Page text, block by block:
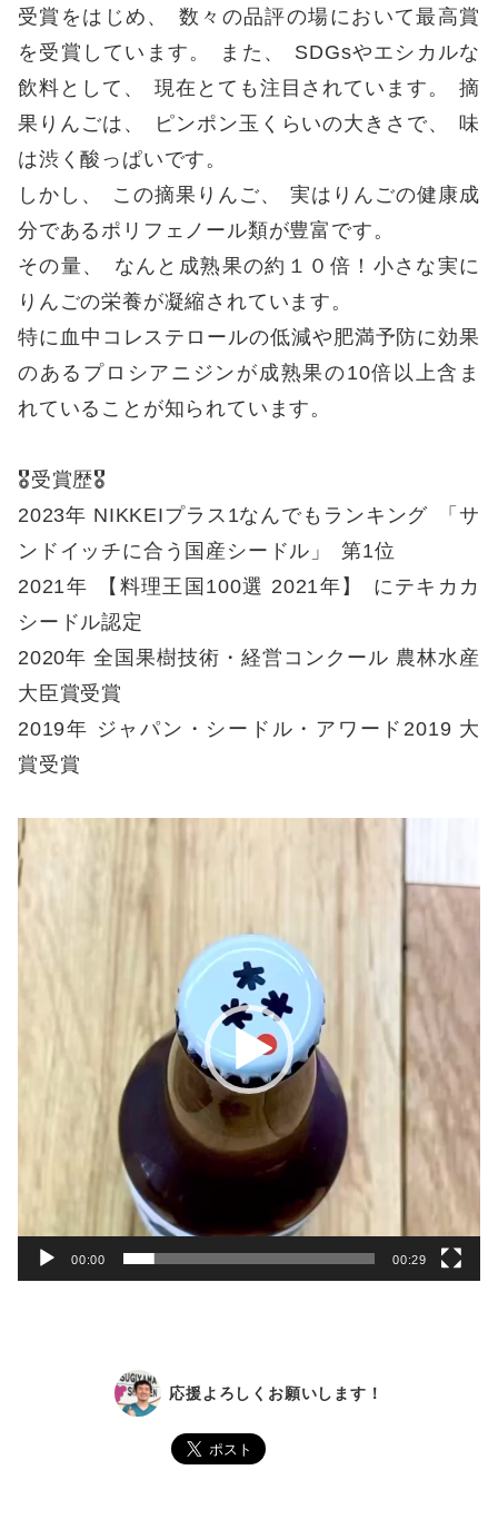
受賞をはじめ 、
数々の品評の場において最高賞
を受賞しています。 また 、
SDGsやエシカルな
飲料として 、 現在とても注目されています。
摘
果りんごは 、 ピンポン玉くらいの大きさで、
味
は渋く酸っぱいです。
しかし 、 この摘果りんご、
実はりんごの健康成
分であるポリフェノール類が豊富です。
その量、
なんと成熟果の約１０倍！小さな実に
りんごの栄養が凝縮されています。
特に血中コレステロールの低減や肥満予防に効果
のあるプロシアニジンが成熟果の10倍以上含ま
れていることが知られています。
🎖受賞歴🎖
2023年 NIKKEIプラス1なんでもランキング
「サ
ンドイッチに合う国産シードル 」
第1位
2021年
【 料理王国100選 2021年 】
にテキカカ
シードル認定
2020年 全国果樹技術・経営コンクール 農林水産
大臣賞受賞
2019年 ジャパン・シードル・アワード2019 大
賞受賞
動
画
00:00 00:29
応援よろしくお願いします！